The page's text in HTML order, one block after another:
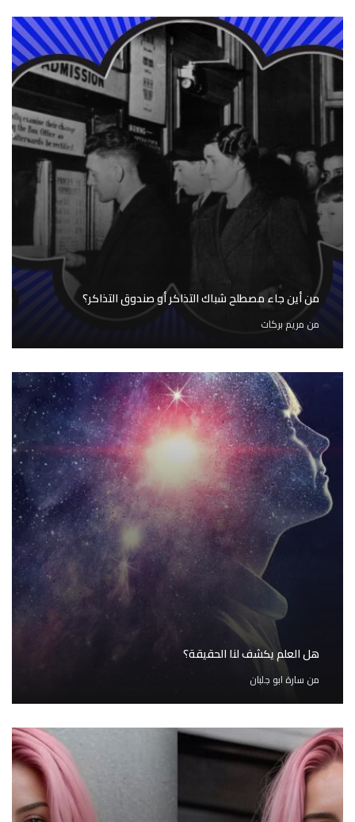
من أين جاء مصطلح شباك التذاكر أو صندوق التذاكر؟
منمريم بركات
هل العلم يكشف لنا الحقيقة؟
من سارة ابو جلبان